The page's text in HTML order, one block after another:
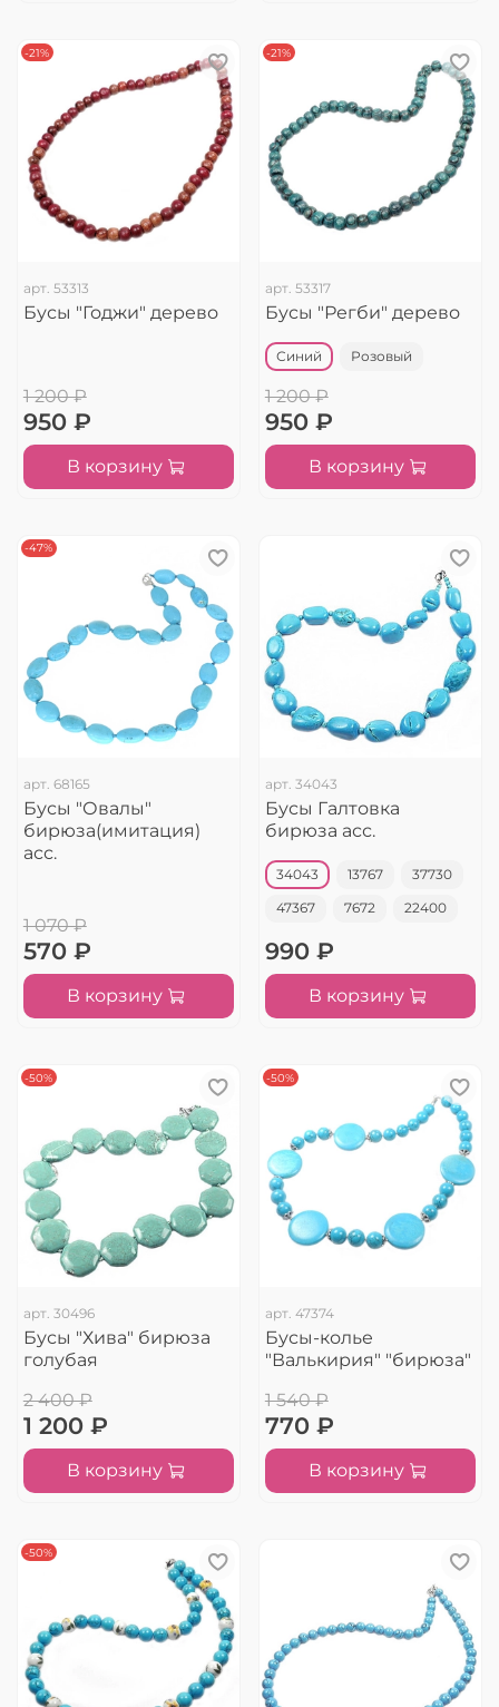
-21%
арт. 53313
Бусы "Годжи" дерево
1 200 ₽
950 ₽
В корзину
-21%
арт. 53317
Бусы "Регби" дерево
Синий Розовый
1 200 ₽
950 ₽
В корзину
-47%
арт. 68165
Бусы "Овалы"
бирюза(имитация)
асс.
1 070 ₽
570 ₽
В корзину
арт. 34043
Бусы Галтовка
бирюза асс.
34043 13767 37730
47367 7672 22400
990 ₽
В корзину
-50%
арт. 30496
Бусы "Хива" бирюза
голубая
2 400 ₽
1 200 ₽
В корзину
-50%
арт. 47374
Бусы-колье
"Валькирия" "бирюза"
1 540 ₽
770 ₽
В корзину
-50%